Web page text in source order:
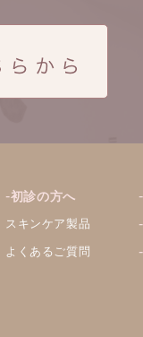
初診の方へ
スキンケア製品
よくあるご質問